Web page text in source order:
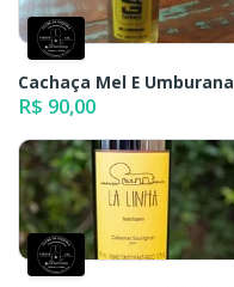
Cachaça Mel E Umburana
R$ 90,00